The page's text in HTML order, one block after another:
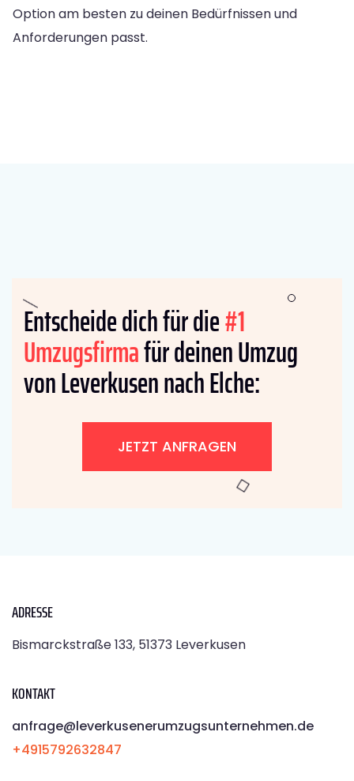
Option am besten zu deinen Bedürfnissen und
Anforderungen passt.
Entscheide dich für die#1
Umzugsfirmafür deinen Umzug
von Leverkusen nach Elche:
JETZT ANFRAGEN
ADRESSE
Bismarckstraße 133, 51373 Leverkusen
KONTAKT
anfrage@leverkusenerumzugsunternehmen.de
+4915792632847